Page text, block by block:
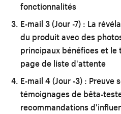
fonctionnalités
E-mail 3 (Jour -7) : La
du produit avec des
principaux bénéfices et le
page de liste d'attente
E-mail 4 (Jour -3) : Preuve
témoignages de bêta-
recommandations